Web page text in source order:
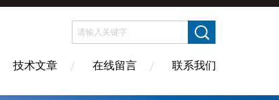
技术文章 在线留言 联系我们